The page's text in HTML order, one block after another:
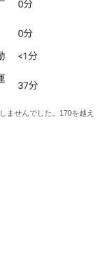
ませんでした。170を越え